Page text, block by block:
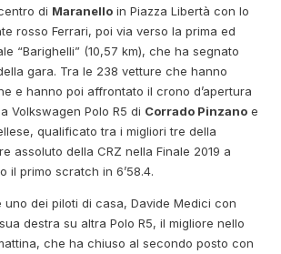
di Maranello in Piazza Libertà con lo
rosso Ferrari, poi via verso la prima ed
“Barighelli” (10,57 km), che ha segnato
gara. Tra le 238 vetture che hanno
e hanno poi affrontato il crono d’apertura
Volkswagen Polo R5 di Corrado Pinzano e
qualificato tra i migliori tre della
assoluto della CRZ nella Finale 2019 a
il primo scratch in 6’58.4.
uno dei piloti di casa, Davide Medici con
destra su altra Polo R5, il migliore nello
che ha chiuso al secondo posto con